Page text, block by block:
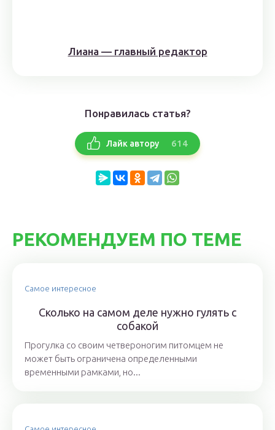
Лиана — главный редактор
Понравилась статья?
Лайк автору 614
РЕКОМЕНДУЕМ ПО ТЕМЕ
Самое интересное
Сколько на самом деле нужно гулять с
собакой
Прогулка со своим четвероногим питомцем не
может быть ограничена определенными
временными рамками, но...